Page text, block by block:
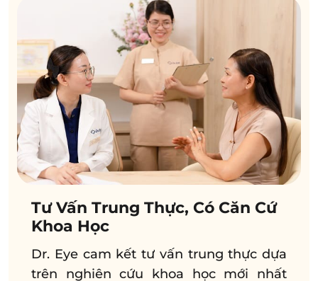
Tư Vấn Trung Thực, Có Căn Cứ
Khoa Học
Dr. Eye cam kết tư vấn trung thực dựa
trên nghiên cứu khoa học mới nhất